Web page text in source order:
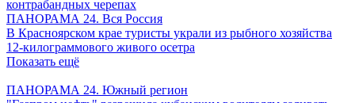
контрабандных черепах
ПАНОРАМА 24. Вся Россия
В Красноярском крае туристы украли из рыбного хозяйства
12-килограммового живого осетра
Показать ещё
ПАНОРАМА 24. Южный регион